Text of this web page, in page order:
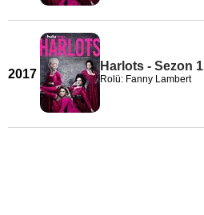
2017
Harlots - Sezon 1
Rolü: Fanny Lambert